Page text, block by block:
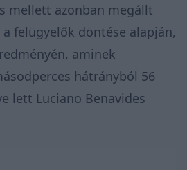
mellett azonban megállt
a felügyelők döntése alapján,
aminek
hátrányból 56
lett Luciano Benavides